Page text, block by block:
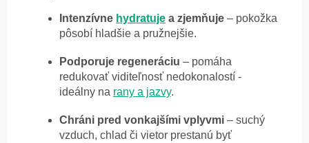
Intenzívne hydratuje a zjemňuje – pokožka
pôsobí hladšie a pružnejšie.
Podporuje regeneráciu – pomáha
redukovať viditeľnosť nedokonalostí -
ideálny na rany a jazvy.
Chráni pred vonkajšími vplyvmi – suchý
vzduch, chlad či vietor prestanú byť